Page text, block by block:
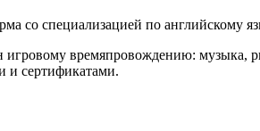
со специализацией по английскому
времяпровождению: музыка,
и сертификатами.